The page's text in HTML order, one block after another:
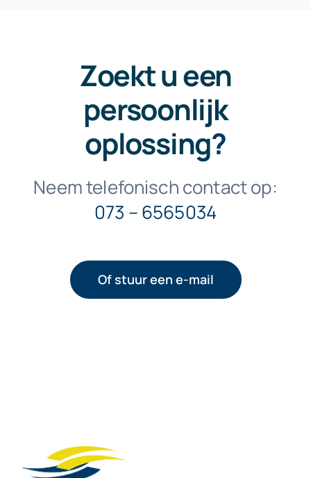
Zoekt u een
persoonlijk
oplossing?
Neem telefonisch contact op:
073 – 6565034
Of stuur een e-mail